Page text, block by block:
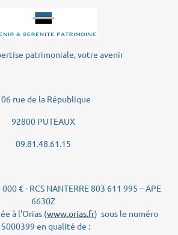
patrimoniale, votre avenir
rue de la République
92800 PUTEAUX
09.81.48.61.15
€ - RCS NANTERRE 803 611 995 – APE
6630Z
à l’Orias (www.orias.fr) sous le numéro
en qualité de :